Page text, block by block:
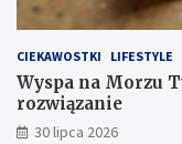
CIEKAWOSTKI LIFESTYLE
Wyspa na Morzu
rozwiązanie
30 lipca 2026